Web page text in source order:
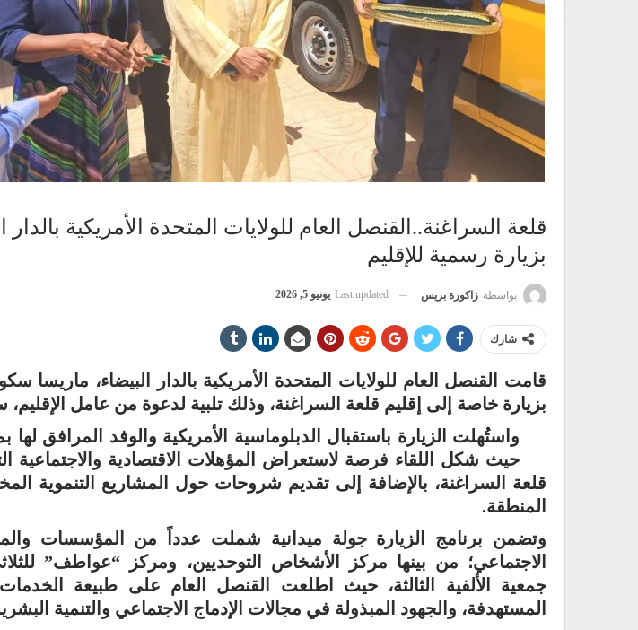
قلعة السراغنة..القنصل العام للولايات المتحدة الأمريكية بالدار
بزيارة رسمية للإقليم
بواسطة زاكورة بريس Last updated يونيو 5, 2026
شارك
قامت القنصل العام للولايات المتحدة الأمريكية بالدار البيضاء، ماريسا
بزيارة خاصة إلى إقليم قلعة السراغنة، وذلك تلبية لدعوة من عامل الإقليم،
واستُهلت الزيارة باستقبال الدبلوماسية الأمريكية والوفد المرافق لها
حيث شكل اللقاء فرصة لاستعراض المؤهلات الاقتصادية والاجتماعية
قلعة السراغنة، بالإضافة إلى تقديم شروحات حول المشاريع التنموية
المنطقة.
وتضمن برنامج الزيارة جولة ميدانية شملت عدداً من المؤسسات
الاجتماعي؛ من بينها مركز الأشخاص التوحديين، ومركز “عواطف”
جمعية الألفية الثالثة، حيث اطلعت القنصل العام على طبيعة
المستهدفة، والجهود المبذولة في مجالات الإدماج الاجتماعي والتنمية